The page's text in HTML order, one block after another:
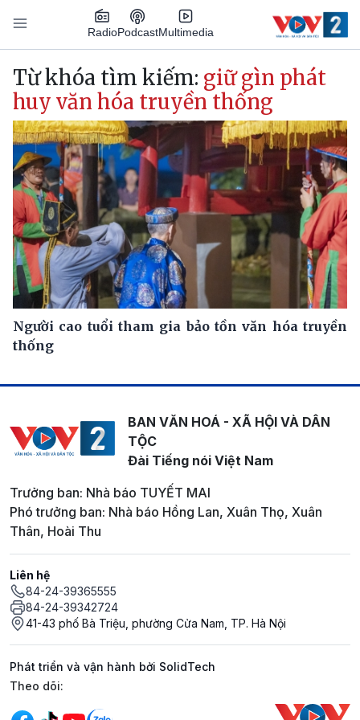
Nhảy đến nội dung
RadioPodcastMultimedia
Main navigation
Từ khóa tìm kiếm: giữ gìn phát
huy văn hóa truyền thống
Người cao tuổi tham gia bảo tồn văn hóa truyền
thống
BAN VĂN HOÁ - XÃ HỘI VÀ DÂN
TỘC
Đài Tiếng nói Việt Nam
Trưởng ban: Nhà báo TUYẾT MAI
Phó trưởng ban: Nhà báo Hồng Lan, Xuân Thọ, Xuân
Thân, Hoài Thu
Liên hệ
84-24-39365555
84-24-39342724
41-43 phố Bà Triệu, phường Cửa Nam, TP. Hà Nội
Phát triển và vận hành bởi SolidTech
Mạng xã hội
Theo dõi: